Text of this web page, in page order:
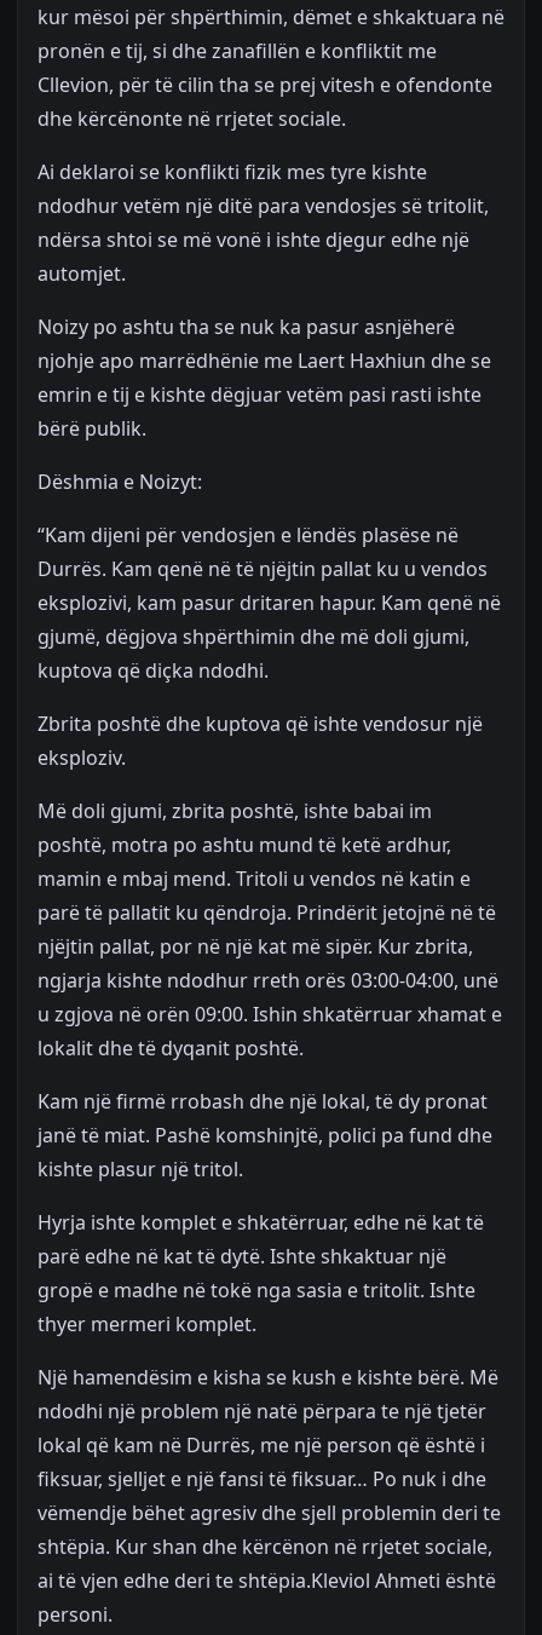
kur mësoi për shpërthimin, dëmet e shkaktuara në
pronën e tij, si dhe zanafillën e konfliktit me
Cllevion, për të cilin tha se prej vitesh e ofendonte
dhe kërcënonte në rrjetet sociale.
Ai deklaroi se konflikti fizik mes tyre kishte
ndodhur vetëm një ditë para vendosjes së tritolit,
ndërsa shtoi se më vonë i ishte djegur edhe një
automjet.
Noizy po ashtu tha se nuk ka pasur asnjëherë
njohje apo marrëdhënie me Laert Haxhiun dhe se
emrin e tij e kishte dëgjuar vetëm pasi rasti ishte
bërë publik.
Dëshmia e Noizyt:
“Kam dijeni për vendosjen e lëndës plasëse në
Durrës. Kam qenë në të njëjtin pallat ku u vendos
eksplozivi, kam pasur dritaren hapur. Kam qenë në
gjumë, dëgjova shpërthimin dhe më doli gjumi,
kuptova që diçka ndodhi.
Zbrita poshtë dhe kuptova që ishte vendosur një
eksploziv.
Më doli gjumi, zbrita poshtë, ishte babai im
poshtë, motra po ashtu mund të ketë ardhur,
mamin e mbaj mend. Tritoli u vendos në katin e
parë të pallatit ku qëndroja. Prindërit jetojnë në të
njëjtin pallat, por në një kat më sipër. Kur zbrita,
ngjarja kishte ndodhur rreth orës 03:00-04:00, unë
u zgjova në orën 09:00. Ishin shkatërruar xhamat e
lokalit dhe të dyqanit poshtë.
Kam një firmë rrobash dhe një lokal, të dy pronat
janë të miat. Pashë komshinjtë, polici pa fund dhe
kishte plasur një tritol.
Hyrja ishte komplet e shkatërruar, edhe në kat të
parë edhe në kat të dytë. Ishte shkaktuar një
gropë e madhe në tokë nga sasia e tritolit. Ishte
thyer mermeri komplet.
Një hamendësim e kisha se kush e kishte bërë. Më
ndodhi një problem një natë përpara te një tjetër
lokal që kam në Durrës, me një person që është i
fiksuar, sjelljet e një fansi të fiksuar… Po nuk i dhe
vëmendje bëhet agresiv dhe sjell problemin deri te
shtëpia. Kur shan dhe kërcënon në rrjetet sociale,
ai të vjen edhe deri te shtëpia.Kleviol Ahmeti është
personi.